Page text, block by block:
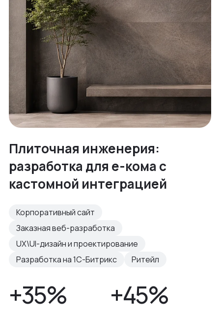
Плиточная инженерия:
разработка для е-кома с
кастомной интеграцией
Корпоративный сайт
Заказная веб-разработка
UX\UI-дизайн и проектирование
Разработка на 1С-Битрикс
Ритейл
+35% +45%